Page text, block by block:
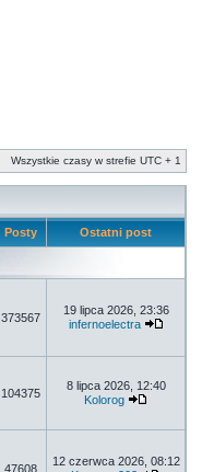
Wszystkie czasy w strefie UTC + 1
Posty Ostatni post
373567
19 lipca 2026, 23:36
infernoelectra
104375
8 lipca 2026, 12:40
Kolorog
47608
12 czerwca 2026, 08:12